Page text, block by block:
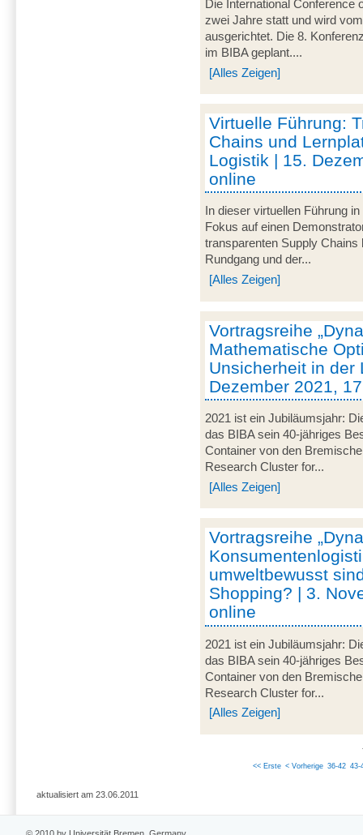
Die International Conference
zwei Jahre statt und wird
ausgerichtet. Die 8.
im BIBA geplant....
[Alles Zeigen]
Virtuelle Führung:
Chains und
Logistik | 15.
online
In dieser virtuellen Führung
Fokus auf einen
transparenten Supply
Rundgang und der...
[Alles Zeigen]
Vortragsreihe
Mathematische
Unsicherheit in der
Dezember 2021,
2021 ist ein Jubiläumsjahr:
das BIBA sein 40-jähriges
Container von den
Research Cluster for...
[Alles Zeigen]
Vortragsreihe
umweltbewusst
Shopping? | 3.
online
2021 ist ein Jubiläumsjahr:
das BIBA sein 40-jähriges
Container von den
Research Cluster for...
[Alles Zeigen]
<< Erste < Vorherige 36-42 43-
aktualisiert am 23.06.2011